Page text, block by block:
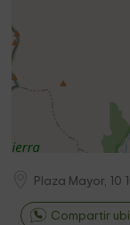
Plaza Mayor, 10
Compartir